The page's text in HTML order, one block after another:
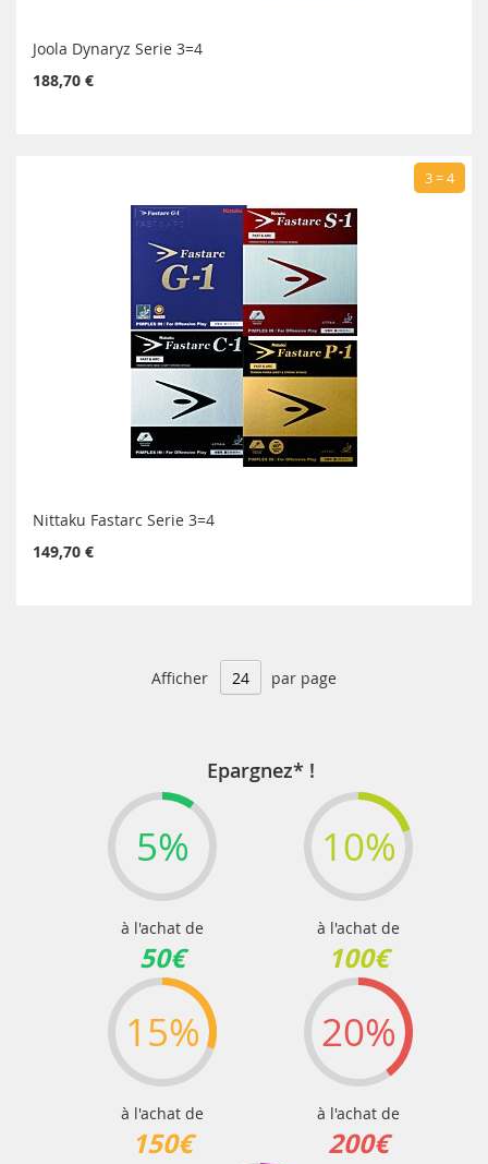
Joola Dynaryz Serie 3=4
188,70 €
3 = 4
Nittaku Fastarc Serie 3=4
149,70 €
Afficher par page
Epargnez* !
5%
à l'achat de
50€
10%
à l'achat de
100€
15%
à l'achat de
150€
20%
à l'achat de
200€